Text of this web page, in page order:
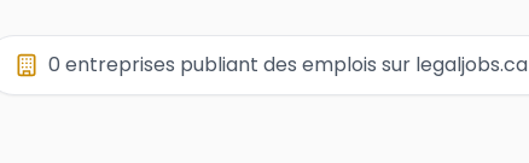
0 entreprises publiant des emplois sur legaljobs.ca